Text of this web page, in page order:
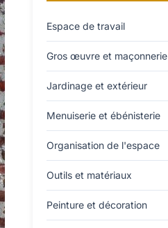
Espace de travail
Gros œuvre et maçonnerie
Jardinage et extérieur
Menuiserie et ébénisterie
Organisation de l'espace
Outils et matériaux
Peinture et décoration